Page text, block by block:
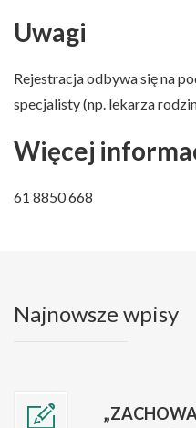
Uwagi
Rejestracja odbywa się na
specjalisty (np. lekarza
Więcej
61 8850 668
Najnowsze wpisy